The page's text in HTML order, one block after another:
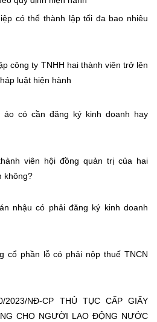
có thể thành lập tối đa bao nhiêu
công ty TNHH hai thành viên trở lên
luật hiện hành
áo có cần đăng ký kinh doanh hay
viên hội đồng quản trị của hai
không?
nhậu có phải đăng ký kinh doanh
cổ phần lỗ có phải nộp thuế TNCN
2023/NĐ-CP THỦ TỤC CẤP GIẤY
CHO NGƯỜI LAO ĐỘNG NƯỚC